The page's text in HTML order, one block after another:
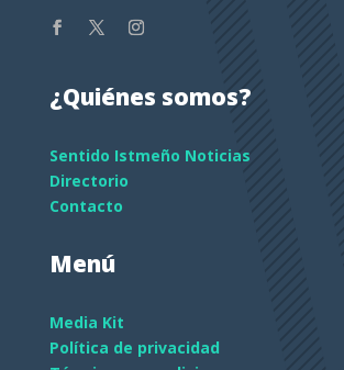
¿Quiénes somos?
Sentido Istmeño Noticias
Directorio
Contacto
Menú
Media Kit
Política de privacidad